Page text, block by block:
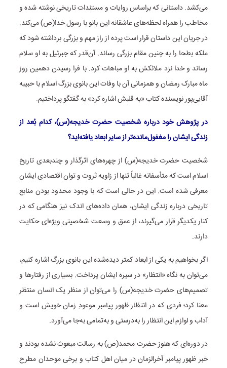
می‌کشد. داستانی که براساس روایات و مستندات تاریخی نوشته شده و
مخاطب را همراه لحظه‌های عاشقانه این بانو با رسول خدا(ص) می‌کند.
در جریان این داستان قرار است پرده از راز مهم و بزرگی برداشته شود که
ملکه بطحا را به چنین مقام بزرگی رساند. آن‌قدر که جبرئیل به او سلام
رساند و خدا نزد ملائکش به او مباهات کرد. با فرا رسیدن دهمین روز
ماه مبارک رمضان و همزمانی آن با وفات این بانوی بزرگ اسلام با حبیبه
آقایی‌پور نویسنده کتاب «به قلبش اشاره کرد» به گفتگو پرداختیم.
در پژوهش خود درباره شخصیت حضرت خدیجه(س)، کدام بُعد از
زندگی ایشان را مغفول‌مانده‌تر از سایر ابعاد یافته‌اید؟
شخصیت حضرت خدیجه(س) از چهره‌های اثرگذار و چندبعدی تاریخ
اسلام است که متأسفانه غالباً تنها از زاویه ثروت و توان اقتصادی ایشان
معرفی شده است. این در حالی است که با وجود محدود بودن منابع
تاریخی درباره زندگی ایشان، همان داده‌های اندک نیز هنگامی که در
کنار یکدیگر قرار می‌گیرند، از عمق و وسعت شخصیتی ویژه‌ای حکایت
دارند.
اگر بخواهیم به یکی از ابعاد کمتر دیده‌شده این بانوی بزرگ اشاره کنیم،
می‌توان به نگاه «انتظار» در سیره ایشان پرداخت. بسیاری از رفتارها و
تصمیم‌های حضرت خدیجه(س) را می‌توان از منظر یک انسان منتظر
معنا کرد؛ فردی که در انتظار ظهور پیامبر موعودِ زمان خویش است و
آداب و لوازم این انتظار را به‌درستی و به‌تمامی به‌جا می‌آورد.
در دوره‌ای که هنوز حضرت محمد(ص) به رسالت مبعوث نشده بودند و
خبر ظهور پیامبر آخرالزمان در میان اهل کتاب و برخی موحدان مطرح